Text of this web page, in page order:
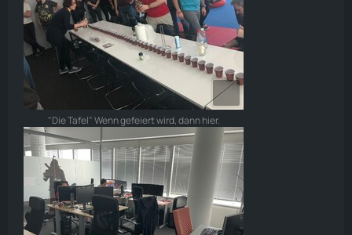
"Die Tafel" Wenn gefeiert wird, dann hier.